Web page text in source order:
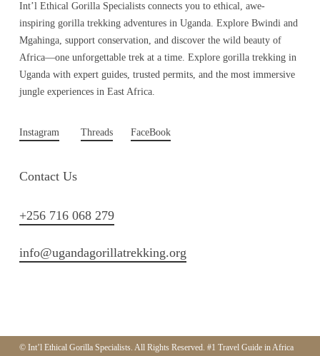
Int’l Ethical Gorilla Specialists connects you to ethical, awe-
inspiring gorilla trekking adventures in Uganda. Explore Bwindi and
Mgahinga, support conservation, and discover the wild beauty of
Africa—one unforgettable trek at a time. Explore gorilla trekking in
Uganda with expert guides, trusted permits, and the most immersive
jungle experiences in East Africa.
Instagram Threads FaceBook
Contact Us
+256 716 068 279
info@ugandagorillatrekking.org
© Int’l Ethical Gorilla Specialists. All Rights Reserved. #1 Travel Guide in Africa